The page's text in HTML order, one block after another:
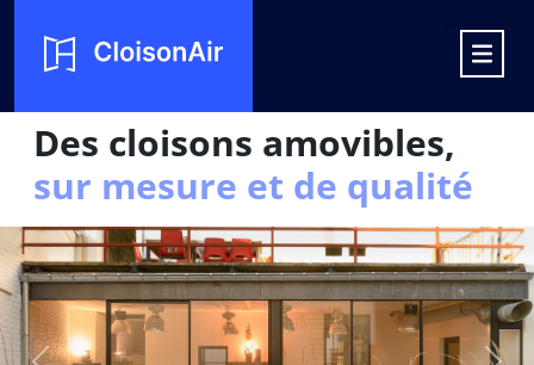
Des cloisons amovibles,
sur mesure et de qualité